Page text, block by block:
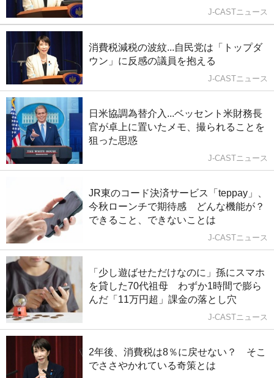
J-CASTニュース
消費税減税の波紋...自民党は「トップダ
ウン」に反感の議員を抱える
J-CASTニュース
日米協調為替介入...ベッセント米財務長
官が卓上に置いたメモ、撮られることを
狙った思惑
J-CASTニュース
JR東のコード決済サービス「teppay」、
今秋ローンチで期待感 どんな機能が？
できること、できないことは
J-CASTニュース
「少し遊ばせただけなのに」孫にスマホ
を貸した70代祖母 わずか1時間で膨ら
んだ「11万円超」課金の落とし穴
J-CASTニュース
2年後、消費税は8％に戻せない？ そこ
でささやかれている奇策とは